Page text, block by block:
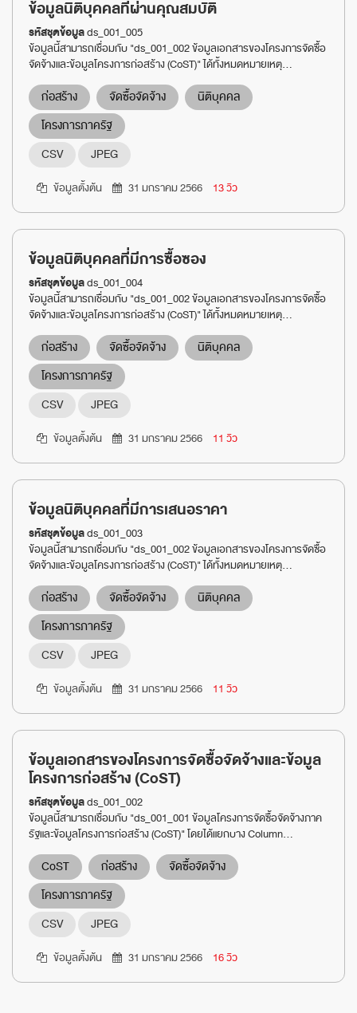
ข้อมูลนิติบุคคลที่ผ่านคุณสมบัติ
รหัสชุดข้อมูลds_001_005
ข้อมูลนี้สามารถเชื่อมกับ "ds_001_002 ข้อมูลเอกสารของโครงการจัดซื้อ
จัดจ้างและข้อมูลโครงการก่อสร้าง (CoST)" ได้ทั้งหมดหมายเหตุ...
ก่อสร้าง จัดซื้อจัดจ้าง
นิติบุคคล
โครงการภาครัฐ
CSV
JPEG
ข้อมูลตั้งต้น 31 มกราคม 2566 13 วิว
ข้อมูลนิติบุคคลที่มีการซื้อซอง
รหัสชุดข้อมูลds_001_004
ข้อมูลนี้สามารถเชื่อมกับ "ds_001_002 ข้อมูลเอกสารของโครงการจัดซื้อ
จัดจ้างและข้อมูลโครงการก่อสร้าง (CoST)" ได้ทั้งหมดหมายเหตุ...
ก่อสร้าง จัดซื้อจัดจ้าง
นิติบุคคล
โครงการภาครัฐ
CSV
JPEG
ข้อมูลตั้งต้น 31 มกราคม 2566 11 วิว
ข้อมูลนิติบุคคลที่มีการเสนอราคา
รหัสชุดข้อมูลds_001_003
ข้อมูลนี้สามารถเชื่อมกับ "ds_001_002 ข้อมูลเอกสารของโครงการจัดซื้อ
จัดจ้างและข้อมูลโครงการก่อสร้าง (CoST)" ได้ทั้งหมดหมายเหตุ...
ก่อสร้าง จัดซื้อจัดจ้าง
นิติบุคคล
โครงการภาครัฐ
CSV
JPEG
ข้อมูลตั้งต้น 31 มกราคม 2566 11 วิว
ข้อมูลเอกสารของโครงการจัดซื้อจัดจ้างและข้อมูล
โครงการก่อสร้าง (CoST)
รหัสชุดข้อมูลds_001_002
ข้อมูลนี้สามารถเชื่อมกับ "ds_001_001 ข้อมูลโครงการจัดซื้อจัดจ้างภาค
รัฐและข้อมูลโครงการก่อสร้าง (CoST)" โดยได้แยกบาง Column...
CoST ก่อสร้าง
จัดซื้อจัดจ้าง
โครงการภาครัฐ
CSV
JPEG
ข้อมูลตั้งต้น 31 มกราคม 2566 16 วิว